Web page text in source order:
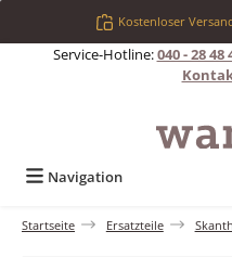
Zum Hauptinhalt springen
Kostenloser
Service-Hotline:040 - 28 48
Navigation
Startseite Ersatzteile